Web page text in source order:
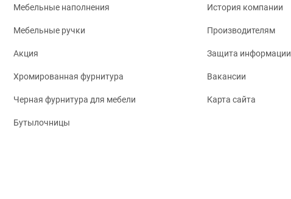
Мебельные наполнения
Мебельные ручки
Акция
Хромированная фурнитура
Черная фурнитура для мебели
Бутылочницы
История компании
Производителям
Защита информации
Вакансии
Карта сайта